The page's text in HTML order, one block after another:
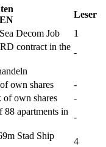
EN
Leser
Decom Job
1
contract in the
-
own shares
-
of own shares
-
88 apartments in
-
Stad Ship
4